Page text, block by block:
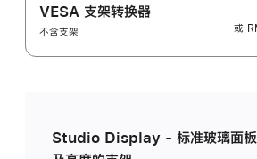
VESA 支架转换器
不含支架
或
Studio Display - 标准玻璃面板